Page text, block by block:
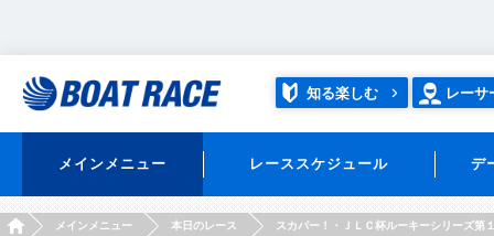
知る楽しむ レーサ
メインメニュー レーススケジュール デ
HOMEメインメニュー 本日のレース スカパー！・ＪＬＣ杯ルーキーシリーズ第